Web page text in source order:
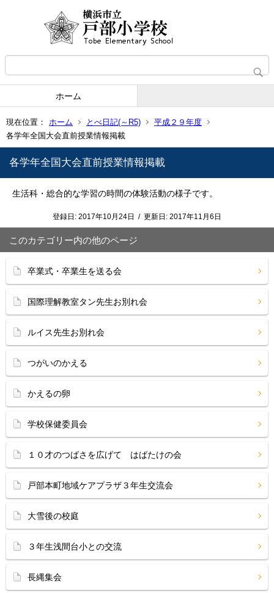
ホーム
現在位置： ホーム とべ日記(～R5)
平成２９年度
各学年全国大会直前授業情報掲載
各学年全国大会直前授業情報掲載
生活科・総合的な学習の時間の体験活動の様子です。
登録日: 2017年10月24日 / 更新日: 2017年11月6日
このカテゴリー内の他のページ
卒業式・卒業生を送る会
国際理解教室タン先生お別れ会
ルイス先生お別れ会
つがいのかえる
かえるの卵
学校保健委員会
１０才のつばさを広げて はばたけの会
戸部本町地域ケアプラザ３年生交流会
大雪後の校庭
３年生浅間台小との交流
長縄集会